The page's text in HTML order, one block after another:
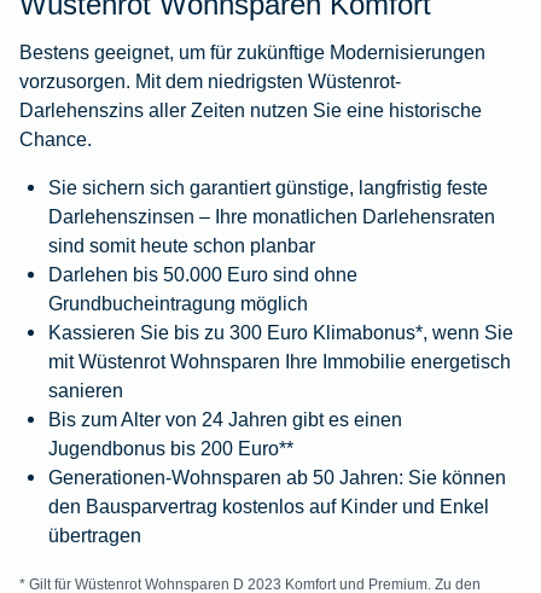
Bestens geeignet, um für zukünftige Modernisierungen
vorzusorgen. Mit dem niedrigsten Wüstenrot-
Darlehenszins aller Zeiten nutzen Sie eine historische
Chance.
Sie sichern sich garantiert günstige, langfristig feste
Darlehenszinsen – Ihre monatlichen Darlehensraten
sind somit heute schon planbar
Darlehen bis 50.000 Euro sind ohne
Grundbucheintragung möglich
Kassieren Sie bis zu 300 Euro Klimabonus*, wenn Sie
mit Wüstenrot Wohnsparen Ihre Immobilie energetisch
sanieren
Bis zum Alter von 24 Jahren gibt es einen
Jugendbonus bis 200 Euro**
Generationen-Wohnsparen ab 50 Jahren: Sie können
den Bausparvertrag kostenlos auf Kinder und Enkel
übertragen
* Gilt für Wüstenrot Wohnsparen D 2023 Komfort und Premium. Zu den